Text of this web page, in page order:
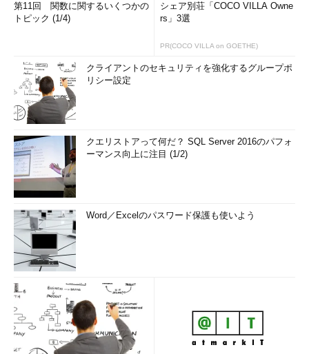
第11回 関数に関するいくつかの
トピック (1/4)
シェア別荘「COCO VILLA Owne
rs」3選
PR(COCO VILLA on GOETHE)
クライアントのセキュリティを強化するグループポ
リシー設定
クエリストアって何だ？ SQL Server 2016のパフォ
ーマンス向上に注目 (1/2)
Word／Excelのパスワード保護も使いよう